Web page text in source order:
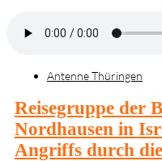
Antenne Thüringen
Reisegruppe der
Nordhausen in
Angriffs durch